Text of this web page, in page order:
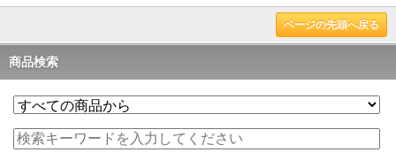
ページの先頭へ戻る
商品検索